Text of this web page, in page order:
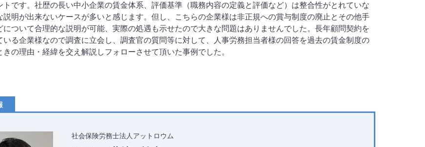
トです。社歴の長い中小企業の賃金体系、評価基準（職務内容の定義と評価など）は整合性がとれていな
説明が出来ないケースが多いと感じます。但し、こちらの企業様は非正規への賞与制度の廃止とその他手
について合理的な説明が可能、実際の処遇も示せたので大きな問題はありませんでした。長年顧問契約を
いる企業様なので調査に立会し、調査官の質問等に対して、人事労務担当者様の回答を過去の賃金制度の
きの理由・経緯を交え解説しフォローさせて頂いた事例でした。
社会保険労務士法人アットロウム